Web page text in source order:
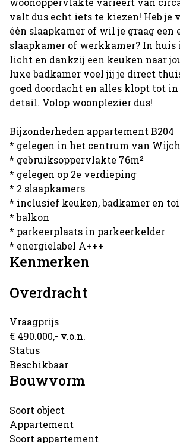
valt dus echt iets te kiezen! Heb je
één slaapkamer of wil je graag een
slaapkamer of werkkamer? In
licht en dankzij een keuken naar
luxe badkamer voel jij je direct
goed doordacht en alles klopt tot
detail. Volop woonplezier dus!
Bijzonderheden appartement B204
* gelegen in het centrum van
* gebruiksoppervlakte 76m²
* gelegen op 2e verdieping
* 2 slaapkamers
* inclusief keuken, badkamer en
* balkon
* parkeerplaats in parkeerkelder
* energielabel A+++
Kenmerken
Overdracht
Vraagprijs
€ 490.000,- v.o.n.
Status
Beschikbaar
Bouwvorm
Soort object
Appartement
Soort appartement